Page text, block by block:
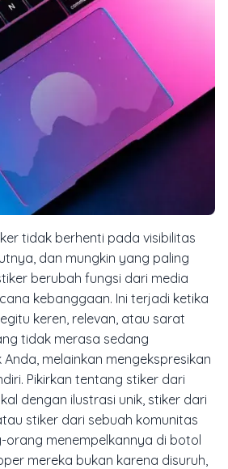
tidak berhenti pada visibilitas
dan mungkin yang paling
berubah fungsi dari media
kebanggaan. Ini terjadi ketika
keren, relevan, atau sarat
tidak merasa sedang
melainkan mengekspresikan
Pikirkan tentang stiker dari
dengan ilustrasi unik, stiker dari
stiker dari sebuah komunitas
orang menempelkannya di botol
mereka bukan karena disuruh,